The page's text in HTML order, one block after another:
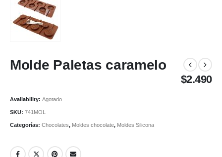
Molde Paletas caramelo
$2.490
Availability: Agotado
SKU: 741MOL
Categorías: Chocolates, Moldes chocolate, Moldes Silicona